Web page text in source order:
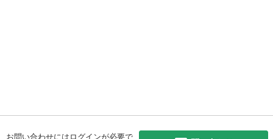
お問い合わせにはログインが必要で